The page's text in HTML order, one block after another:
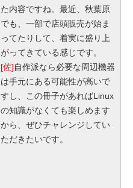
た内容ですね。最近、秋葉原
でも、一部で店頭販売が始ま
ってたりして、着実に盛り上
がってきている感じです。
[佐]自作派なら必要な周辺機器
は手元にある可能性が高いで
すし、この冊子があればLinux
の知識がなくても楽しめます
から、ぜひチャレンジしてい
ただきたいです。